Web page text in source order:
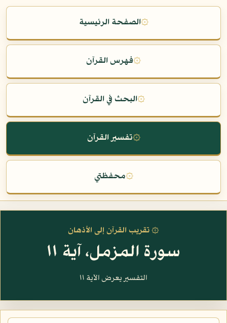
۞الصفحة الرئيسية
۞فهرس القرآن
۞البحث في القرآن
۞تفسير القرآن
۞محفظتي
۞ تقريب القرآن إلى الأذهان
سورة المزمل، آية ١١
التفسير يعرض الآية ١١